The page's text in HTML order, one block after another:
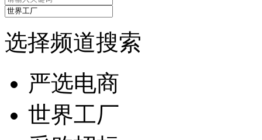
选择频道搜索
严选电商
世界工厂